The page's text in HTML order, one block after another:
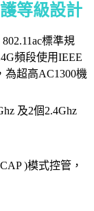
等級設計
標準規
頻段使用IEEE
為超高AC1300機
及2個2.4Ghz
)模式控管，